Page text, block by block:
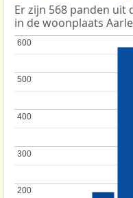
Er zijn 568 panden uit
in de woonplaats
200
200
300
300
400
400
500
500
600
600